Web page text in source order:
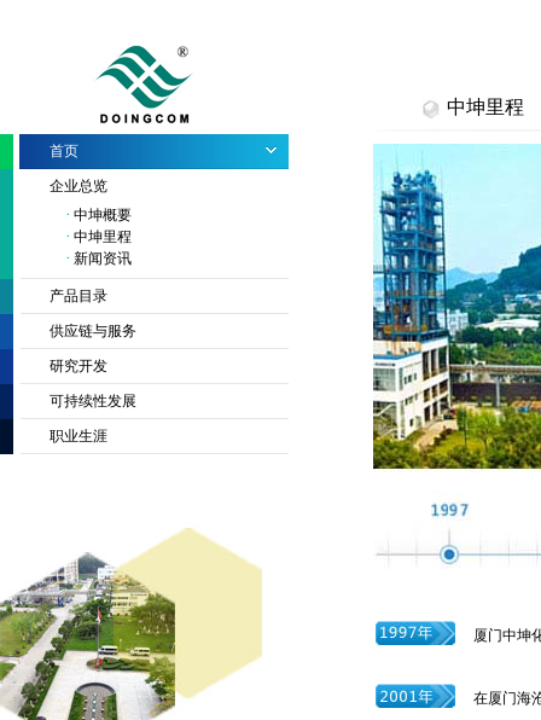
首页
企业总览
中坤概要
中坤里程
新闻资讯
产品目录
供应链与服务
研究开发
可持续性发展
职业生涯
中坤里程
厦门中坤
在厦门海